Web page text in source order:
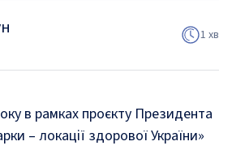
1 хв
в рамках проєкту Президента
– локації здорової України»